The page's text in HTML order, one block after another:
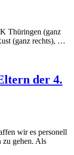
Thüringen (ganz
(ganz rechts), …
der 4.
wir es personell
zu gehen. Als